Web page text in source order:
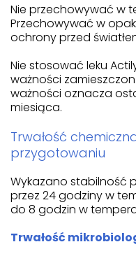
Nie przechowywać w
Przechowywać w
ochrony przed
Nie stosować leku
ważności
ważności oznacza
miesiąca.
Trwałość
przygotowaniu
Wykazano stabilność
przez 24 godziny w
do 8 godzin w
Trwałość